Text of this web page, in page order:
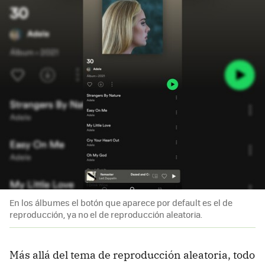
En los álbumes el botón que aparece por default es el de
reproducción, ya no el de reproducción aleatoria.
Más allá del tema de reproducción aleatoria, todo